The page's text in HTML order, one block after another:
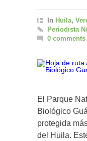
In Huila,
Periodista
0 comments
El Parque
Biológico
protegida
del Huila.